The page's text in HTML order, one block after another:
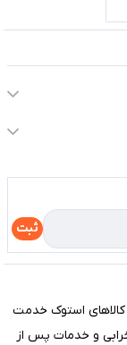
ثبت
استوک خدمت
صورت خرابی و خدمات پس از